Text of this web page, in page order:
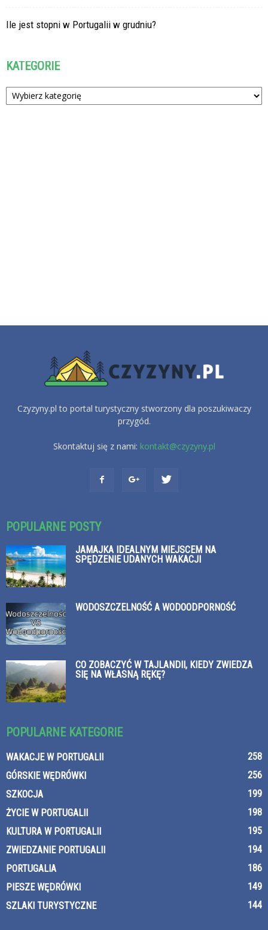
Ile jest stopni w Portugalii w grudniu?
KATEGORIE
Kategorie
Czyzyny.pl to portal turystyczny stworzony dla poszukiwaczy
przygód.
Skontaktuj się z nami: kontakt@czyzyny.pl
POPULARNE POSTY
JAMAJKA IDEALNYM MIEJSCEM NA
SPĘDZENIE UDANYCH WAKACJI
WODOSZCZELNOŚĆ A WODOODPORNOŚĆ
CO ZOBACZYĆ W TAJLANDII, KIEDY ZWIEDZA
SIĘ NA WŁASNĄ RĘKĘ?
POPULARNE KATEGORIE
WAKACJE W PORTUGALII
258
GÓRSKIE WĘDRÓWKI
256
SZKOCJA
199
ŻYCIE W PORTUGALII
198
KULTURA W PORTUGALII
195
ZWIEDZANIE PORTUGALII
194
PORTUGALIA
186
PIESZE WĘDRÓWKI
149
SZLAKI TURYSTYCZNE
144